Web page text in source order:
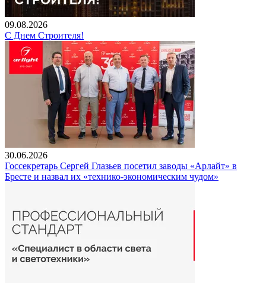
09.08.2026
С Днем Строителя!
30.06.2026
Госсекретарь Сергей Глазьев посетил заводы «Арлайт» в
Бресте и назвал их «технико-экономическим чудом»